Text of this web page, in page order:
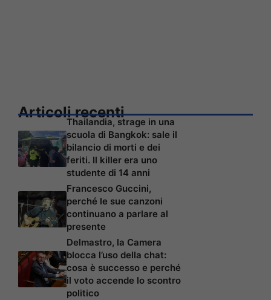
Articoli recenti
Thailandia, strage in una
scuola di Bangkok: sale il
bilancio di morti e dei
feriti. Il killer era uno
studente di 14 anni
Francesco Guccini,
perché le sue canzoni
continuano a parlare al
presente
Delmastro, la Camera
blocca l’uso della chat:
cosa è successo e perché
il voto accende lo scontro
politico